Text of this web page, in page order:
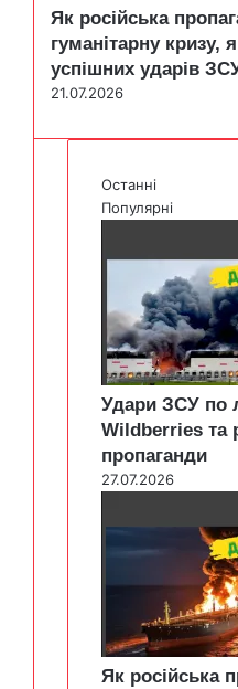
Як російська
гуманітарну кризу,
успішних ударів
21.07.2026
Останні
Популярні
Удари ЗСУ по
Wildberries та
пропаганди
27.07.2026
Як російська